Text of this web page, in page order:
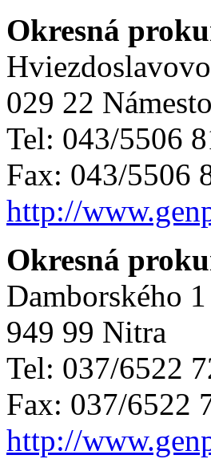
Okresná
029 22
Tel: 043/5506
Fax: 043/5506
http://
Okresná
Damborského 1
949 99 Nitra
Tel: 037/6522
Fax: 037/6522
http://